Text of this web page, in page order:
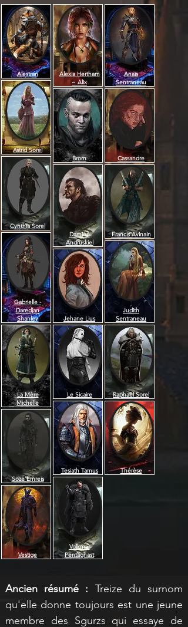
Alestran
Astrid Sorel
Cynthia Sorel
Gabrielle -
Daredjan
Shanley
La Mère
Michelle
Sozë Emreis
Vestige
Alexia Hertham
~ Alix
Brorn
Damien
Andruskiel
Jehane Lius
Le Sicaire
Tesiath Tamus
Volkmar
Pentaghast
Anaïs
Sentraneau
Cassandre
Francis Avinain
Judith
Sentraneau
Raphaël Sorel
Thérèse
Ancien résumé : Treize du surnom
qu'elle donne toujours est une jeune
membre des Sgurzs qui essaye de